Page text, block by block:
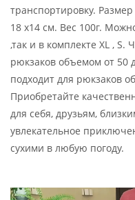
транспортировку.
18 х14 см. Вес 100г.
,так и в комплекте XL , S.
рюкзаков объемом от 50
подходит для рюкзаков
Приобретайте
для себя, друзьям,
увлекательное
сухими в любую погоду.